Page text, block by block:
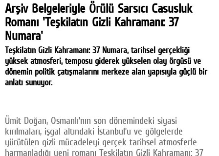
İletişim
A24 SOSYAL MEDYA
Facebook
Twitter
Google Plus
Arşiv Belgeleriyle Örülü Sarsıcı Casusluk
Romanı 'Teşkilatın Gizli Kahramanı: 37
Numara'
Teşkilatın Gizli Kahramanı: 37 Numara, tarihsel gerçekliği
yüksek atmosferi, temposu giderek yükselen olay örgüsü ve
dönemin politik çatışmalarını merkeze alan yapısıyla güçlü bir
anlatı sunuyor.
Ümit Doğan, Osmanlı’nın son dönemindeki siyasi
kırılmaları, işgal altındaki İstanbul’u ve gölgelerde
yürütülen gizli mücadeleyi gerçek tarihsel atmosferle
harmanladığı yeni romanı Teşkilatın Gizli Kahramanı: 37